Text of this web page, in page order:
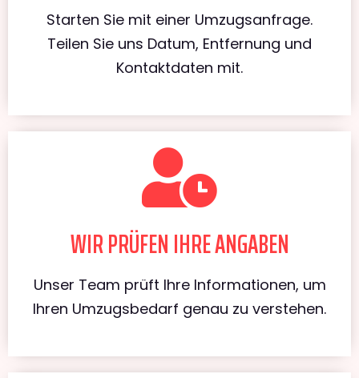
Starten Sie mit einer Umzugsanfrage.
Teilen Sie uns Datum, Entfernung und
Kontaktdaten mit.
WIR PRÜFEN IHRE ANGABEN
Unser Team prüft Ihre Informationen, um
Ihren Umzugsbedarf genau zu verstehen.